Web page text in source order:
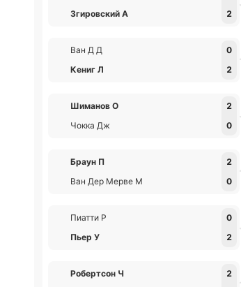
Згировский А
2
Ван Д Д
0
Кениг Л
2
Шиманов О
2
Чокка Дж
0
Браун П
2
Ван Дер Мерве М
0
Пиатти Р
0
Пьер У
2
Робертсон Ч
2